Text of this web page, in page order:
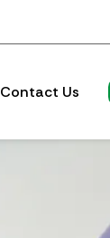
Contact Us